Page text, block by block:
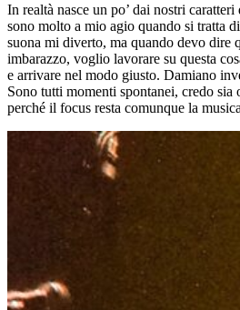
In realtà nasce un po’ dai nostri
sono molto a mio agio quando si tratta
suona mi diverto, ma quando devo dire
imbarazzo, voglio lavorare su questa
e arrivare nel modo giusto. Damiano
Sono tutti momenti spontanei, credo sia
perché il focus resta comunque la